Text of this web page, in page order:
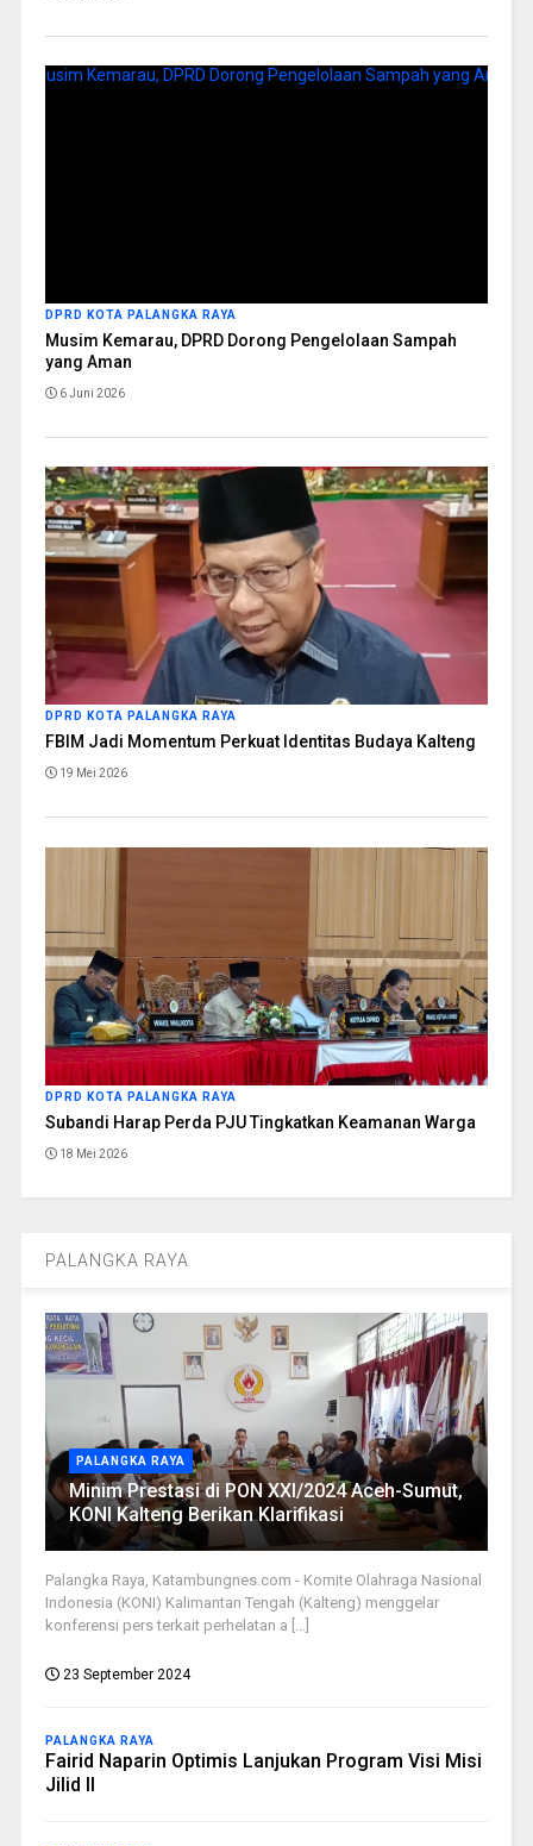
DPRD KOTA PALANGKA RAYA
Musim Kemarau, DPRD Dorong Pengelolaan Sampah
yang Aman
6 Juni 2026
DPRD KOTA PALANGKA RAYA
FBIM Jadi Momentum Perkuat Identitas Budaya Kalteng
19 Mei 2026
DPRD KOTA PALANGKA RAYA
Subandi Harap Perda PJU Tingkatkan Keamanan Warga
18 Mei 2026
PALANGKA RAYA
PALANGKA RAYA
Minim Prestasi di PON XXI/2024 Aceh-Sumut,
KONI Kalteng Berikan Klarifikasi
Palangka Raya, Katambungnes.com - Komite Olahraga Nasional
Indonesia (KONI) Kalimantan Tengah (Kalteng) menggelar
konferensi pers terkait perhelatan a [...]
23 September 2024
PALANGKA RAYA
Fairid Naparin Optimis Lanjukan Program Visi Misi
Jilid II